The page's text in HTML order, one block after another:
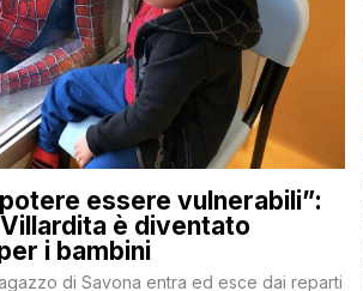
essere vulnerabili”:
è diventato
i bambini
di Savona entra ed esce dai reparti